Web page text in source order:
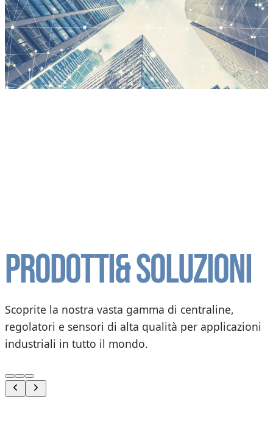
Prodotti& soluzioni
Scoprite la nostra vasta gamma di centraline,
regolatori e sensori di alta qualità per applicazioni
industriali in tutto il mondo.